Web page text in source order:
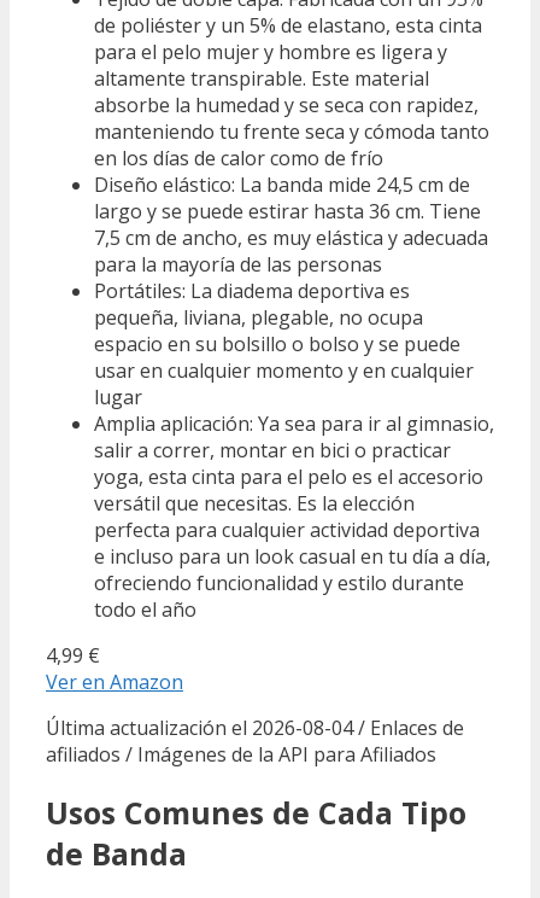
de poliéster y un 5% de elastano, esta cinta
para el pelo mujer y hombre es ligera y
altamente transpirable. Este material
absorbe la humedad y se seca con rapidez,
manteniendo tu frente seca y cómoda tanto
en los días de calor como de frío
Diseño elástico: La banda mide 24,5 cm de
largo y se puede estirar hasta 36 cm. Tiene
7,5 cm de ancho, es muy elástica y adecuada
para la mayoría de las personas
Portátiles: La diadema deportiva es
pequeña, liviana, plegable, no ocupa
espacio en su bolsillo o bolso y se puede
usar en cualquier momento y en cualquier
lugar
Amplia aplicación: Ya sea para ir al gimnasio,
salir a correr, montar en bici o practicar
yoga, esta cinta para el pelo es el accesorio
versátil que necesitas. Es la elección
perfecta para cualquier actividad deportiva
e incluso para un look casual en tu día a día,
ofreciendo funcionalidad y estilo durante
todo el año
4,99 €
Ver en Amazon
Última actualización el 2026-08-04 / Enlaces de
afiliados / Imágenes de la API para Afiliados
Usos Comunes de Cada Tipo
de Banda